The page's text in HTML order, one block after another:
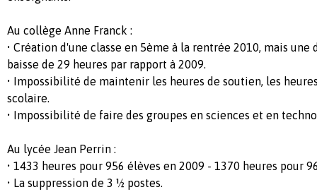
Au collège Anne Franck :
• Création d'une classe en 5ème à la rentrée 2010, mais
baisse de 29 heures par rapport à 2009.
• Impossibilité de maintenir les heures de soutien, les
scolaire.
• Impossibilité de faire des groupes en sciences et en
Au lycée Jean Perrin :
• 1433 heures pour 956 élèves en 2009 - 1370 heures pour
• La suppression de 3 ½ postes.